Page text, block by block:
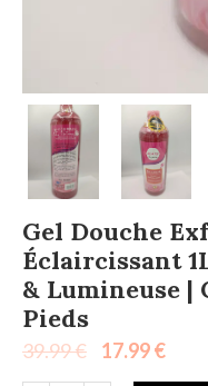
Gel Douche
Éclaircissant
& Lumineuse |
Pieds
39.99€ 17.99€